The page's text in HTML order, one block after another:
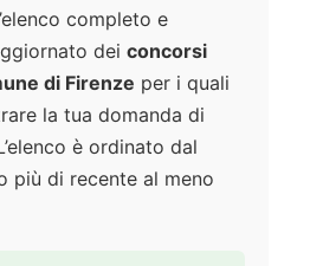
completo e
dei concorsi
di Firenze per i quali
la tua domanda di
è ordinato dal
più di recente al meno